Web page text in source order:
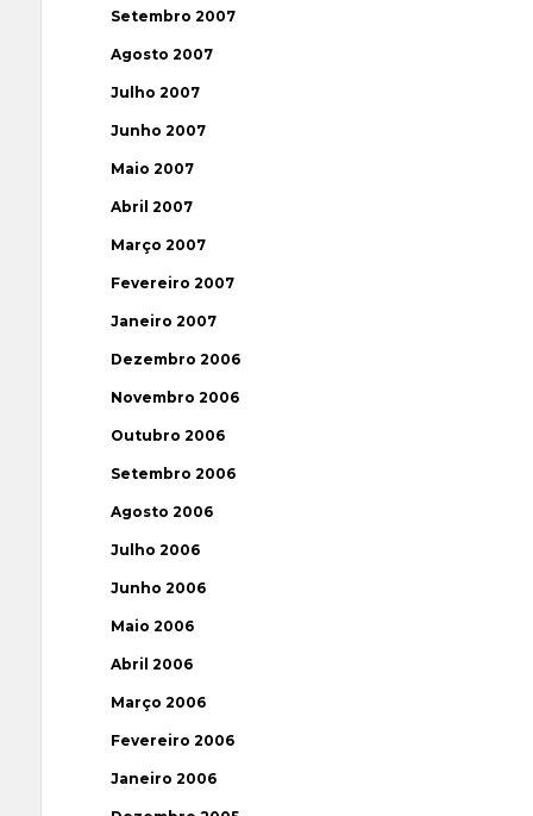
Setembro 2007
Agosto 2007
Julho 2007
Junho 2007
Maio 2007
Abril 2007
Março 2007
Fevereiro 2007
Janeiro 2007
Dezembro 2006
Novembro 2006
Outubro 2006
Setembro 2006
Agosto 2006
Julho 2006
Junho 2006
Maio 2006
Abril 2006
Março 2006
Fevereiro 2006
Janeiro 2006